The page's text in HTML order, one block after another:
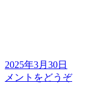
2025年3月30日
メントをどうぞ